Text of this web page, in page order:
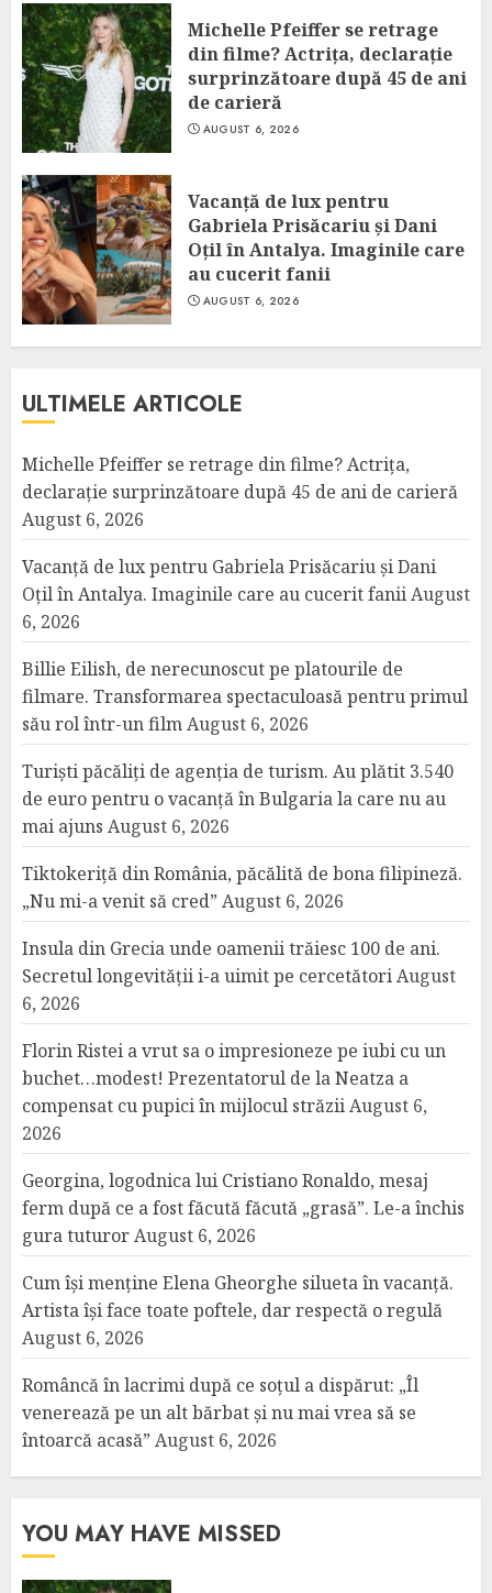
Michelle Pfeiffer se retrage
din filme? Actrița, declarație
surprinzătoare după 45 de ani
de carieră
AUGUST 6, 2026
Vacanță de lux pentru
Gabriela Prisăcariu și Dani
Oțil în Antalya. Imaginile care
au cucerit fanii
AUGUST 6, 2026
ULTIMELE ARTICOLE
Michelle Pfeiffer se retrage din filme? Actrița,
declarație surprinzătoare după 45 de ani de carieră
August 6, 2026
Vacanță de lux pentru Gabriela Prisăcariu și Dani
Oțil în Antalya. Imaginile care au cucerit faniiAugust
6, 2026
Billie Eilish, de nerecunoscut pe platourile de
filmare. Transformarea spectaculoasă pentru primul
său rol într-un filmAugust 6, 2026
Turiști păcăliți de agenția de turism. Au plătit 3.540
de euro pentru o vacanță în Bulgaria la care nu au
mai ajuns August 6, 2026
Tiktokeriță din România, păcălită de bona filipineză.
„Nu mi-a venit să cred” August 6, 2026
Insula din Grecia unde oamenii trăiesc 100 de ani.
Secretul longevității i-a uimit pe cercetătoriAugust
6, 2026
Florin Ristei a vrut sa o impresioneze pe iubi cu un
buchet…modest! Prezentatorul de la Neatza a
compensat cu pupici în mijlocul străziiAugust 6,
2026
Georgina, logodnica lui Cristiano Ronaldo, mesaj
ferm după ce a fost făcută făcută „grasă”. Le-a închis
gura tuturorAugust 6, 2026
Cum își menține Elena Gheorghe silueta în vacanță.
Artista își face toate poftele, dar respectă o regulă
August 6, 2026
Româncă în lacrimi după ce soțul a dispărut: „Îl
venerează pe un alt bărbat și nu mai vrea să se
întoarcă acasă” August 6, 2026
YOU MAY HAVE MISSED